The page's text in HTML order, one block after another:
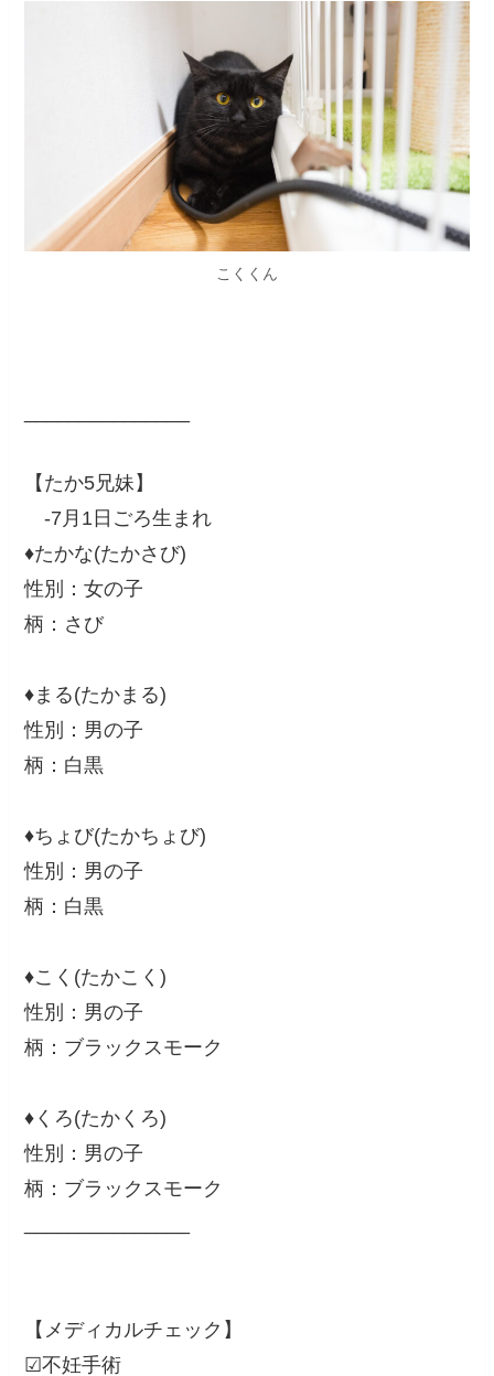
こくくん
【たか5兄妹】
-7月1日ごろ生まれ
♦︎たかな(たかさび)
性別：女の子
柄：さび
♦︎まる(たかまる)
性別：男の子
柄：白黒
♦︎ちょび(たかちょび)
性別：男の子
柄：白黒
♦︎こく(たかこく)
性別：男の子
柄：ブラックスモーク
♦︎くろ(たかくろ)
性別：男の子
柄：ブラックスモーク
【メディカルチェック】
☑︎不妊手術